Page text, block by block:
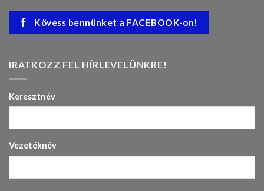
Kövess bennünket a FACEBOOK-on!
IRATKOZZ FEL HÍRLEVELÜNKRE!
Keresztnév
Vezetéknév